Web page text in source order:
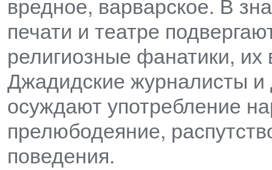
печати и театре
религиозные фанатики, их
Джадидские журналисты и
осуждают употребление
прелюбодеяние,
поведения.